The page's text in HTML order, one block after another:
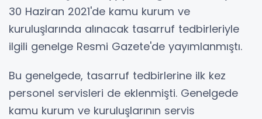
30 Haziran 2021'de kamu kurum ve
kuruluşlarında alınacak tasarruf tedbirleriyle
ilgili genelge Resmi Gazete'de yayımlanmıştı.
Bu genelgede, tasarruf tedbirlerine ilk kez
personel servisleri de eklenmişti. Genelgede
kamu kurum ve kuruluşlarının servis